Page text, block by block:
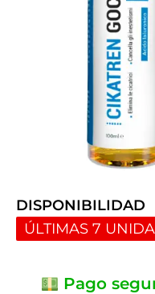
DISPONIBILIDAD
ÚLTIMAS 7
Pago